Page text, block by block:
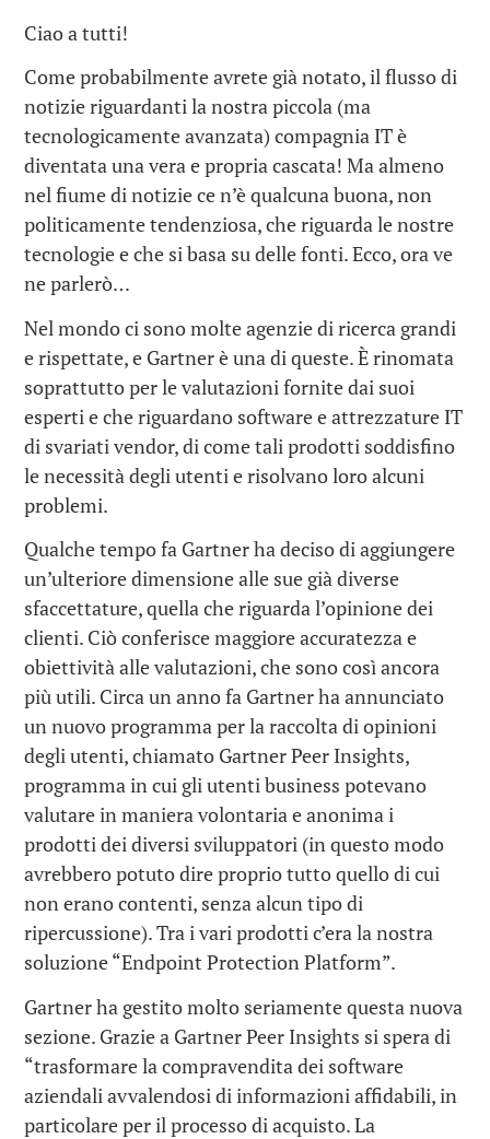
Ciao a tutti!
Come probabilmente avrete già notato, il flusso di
notizie riguardanti la nostra piccola (ma
tecnologicamente avanzata) compagnia IT è
diventata una vera e propria cascata! Ma almeno
nel fiume di notizie ce n’è qualcuna buona, non
politicamente tendenziosa, che riguarda le nostre
tecnologie e che si basa su delle fonti. Ecco, ora ve
ne parlerò…
Nel mondo ci sono molte agenzie di ricerca grandi
e rispettate, e Gartner è una di queste. È rinomata
soprattutto per le valutazioni fornite dai suoi
esperti e che riguardano software e attrezzature IT
di svariati vendor, di come tali prodotti soddisfino
le necessità degli utenti e risolvano loro alcuni
problemi.
Qualche tempo fa Gartner ha deciso di aggiungere
un’ulteriore dimensione alle sue già diverse
sfaccettature, quella che riguarda l’opinione dei
clienti. Ciò conferisce maggiore accuratezza e
obiettività alle valutazioni, che sono così ancora
più utili. Circa un anno fa Gartner ha annunciato
un nuovo programma per la raccolta di opinioni
degli utenti, chiamato Gartner Peer Insights,
programma in cui gli utenti business potevano
valutare in maniera volontaria e anonima i
prodotti dei diversi sviluppatori (in questo modo
avrebbero potuto dire proprio tutto quello di cui
non erano contenti, senza alcun tipo di
ripercussione). Tra i vari prodotti c’era la nostra
soluzione “Endpoint Protection Platform”.
Gartner ha gestito molto seriamente questa nuova
sezione. Grazie a Gartner Peer Insights si spera di
“trasformare la compravendita dei software
aziendali avvalendosi di informazioni affidabili, in
particolare per il processo di acquisto. La